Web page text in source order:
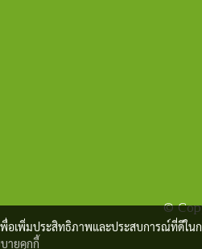
©
พื่อเพิ่มประสิทธิภาพและประสบการณ์ที่ดีใน
ายคุกกี้